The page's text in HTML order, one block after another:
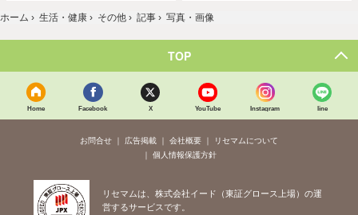
ホーム › 生活・健康 › その他 › 記事 › 写真・画像
TOP
Home Facebook X YouTube Instagram line
お問合せ 広告掲載 会社概要
リセマムについて
個人情報保護方針
リセマムは、株式会社イード（東証グロース上場）の運
営するサービスです。